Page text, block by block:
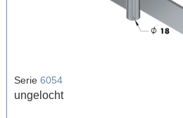
Serie 6054
ungelocht